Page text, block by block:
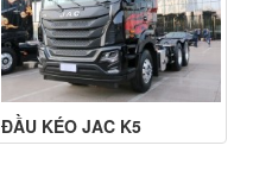
ĐẦU KÉO JAC K5